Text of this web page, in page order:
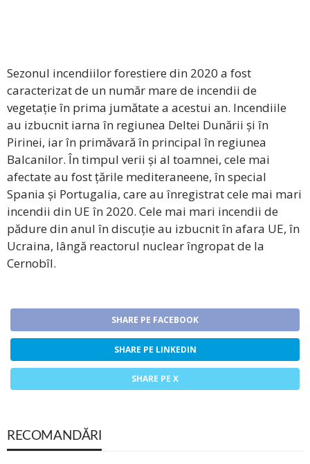
Sezonul incendiilor forestiere din 2020 a fost
caracterizat de un număr mare de incendii de
vegetație în prima jumătate a acestui an. Incendiile
au izbucnit iarna în regiunea Deltei Dunării și în
Pirinei, iar în primăvară în principal în regiunea
Balcanilor. În timpul verii și al toamnei, cele mai
afectate au fost țările mediteraneene, în special
Spania și Portugalia, care au înregistrat cele mai mari
incendii din UE în 2020. Cele mai mari incendii de
pădure din anul în discuție au izbucnit în afara UE, în
Ucraina, lângă reactorul nuclear îngropat de la
Cernobîl.
SHARE PE FACEBOOK
SHARE PE LINKEDIN
SHARE PE X
RECOMANDĂRI